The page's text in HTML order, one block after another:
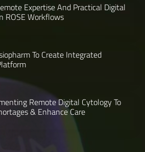
Expertise And Practical Digital
ROSE Workflows
To Create Integrated
Remote Digital Cytology To
& Enhance Care